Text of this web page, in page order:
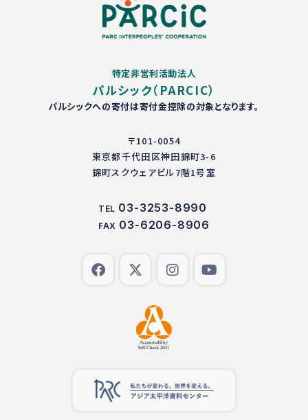
特定非営利活動法人
パルシック（PARCIC）
パルシックへの寄付は寄付金控除の対象となります。
〒101-0054
東京都千代田区神田錦町3-6
錦町スクウェアビル7階1号室
TEL 03-3253-8990
FAX 03-6206-8906